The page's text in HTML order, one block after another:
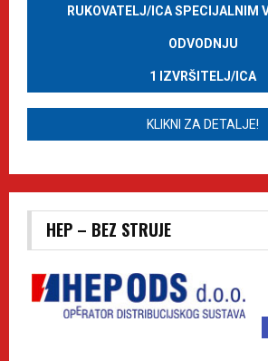
RUKOVATELJ/ICA SPECIJALNIM
ODVODNJU
1 IZVRŠITELJ/ICA
KLIKNI ZA DETALJE!
HEP – BEZ STRUJE